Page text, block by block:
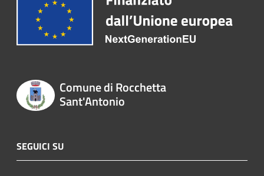
Comune di Rocchetta
Sant'Antonio
SEGUICI SU